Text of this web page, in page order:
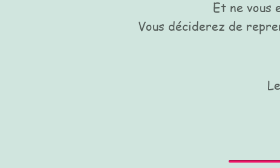
Et ne vous
Vous déciderez de